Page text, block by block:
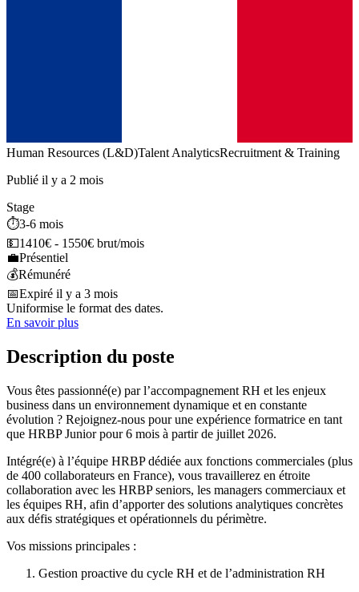
Human Resources (L&D)Talent AnalyticsRecruitment & Training
Publié il y a 2 mois
Stage
⏱️3-6 mois
💵1410€ - 1550€ brut/mois
💼Présentiel
💰Rémunéré
📅Expiré il y a 3 mois
Uniformise le format des dates.
En savoir plus
Description du poste
Vous êtes passionné(e) par l’accompagnement RH et les enjeux
business dans un environnement dynamique et en constante
évolution ? Rejoignez-nous pour une expérience formatrice en tant
que HRBP Junior pour 6 mois à partir de juillet 2026.
Intégré(e) à l’équipe HRBP dédiée aux fonctions commerciales (plus
de 400 collaborateurs en France), vous travaillerez en étroite
collaboration avec les HRBP seniors, les managers commerciaux et
les équipes RH, afin d’apporter des solutions analytiques concrètes
aux défis stratégiques et opérationnels du périmètre.
Vos missions principales :
Gestion proactive du cycle RH et de l’administration RH